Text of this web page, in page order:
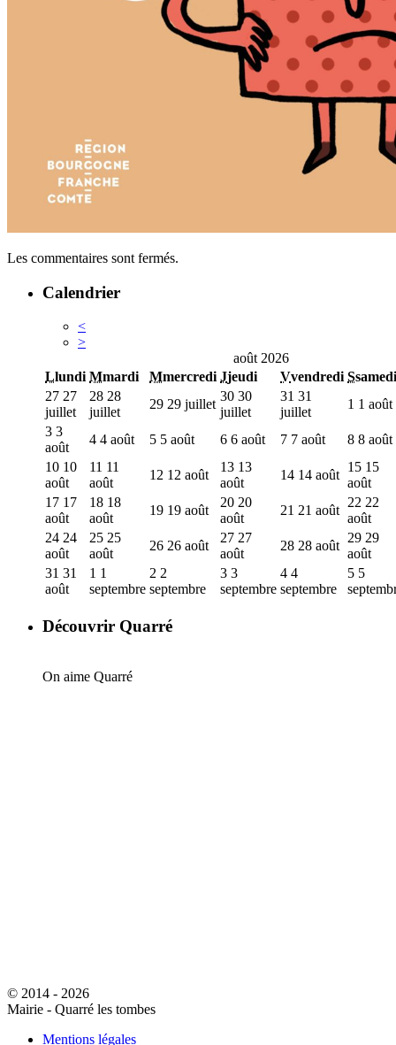
Les commentaires sont fermés.
Calendrier
<
>
août 2026
Llundi Mmardi Mmercredi Jjeudi Vvendredi Ssamedi
27 27
juillet
28 28
juillet
29 29 juillet
30 30
juillet
31 31
juillet
1 1 août
3 3
août
4 4 août 5 5 août 6 6 août 7 7 août 8 8 août
10 10
août
11 11
août
12 12 août
13 13
août
14 14 août
15 15
août
17 17
août
18 18
août
19 19 août
20 20
août
21 21 août
22 22
août
24 24
août
25 25
août
26 26 août
27 27
août
28 28 août
29 29
août
31 31
août
1 1
septembre
2 2
septembre
3 3
septembre
4 4
septembre
5 5
Découvrir Quarré
On aime Quarré
© 2014 - 2026
Mairie - Quarré les tombes
Mentions légales